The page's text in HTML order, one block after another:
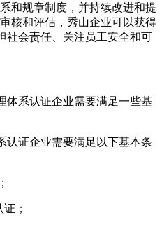
和规章制度，并持续改进和提
核和评估，秀山企业可以获得
社会责任、关注员工安全和可
体系认证企业需要满足一些基
认证企业需要满足以下基本条
；